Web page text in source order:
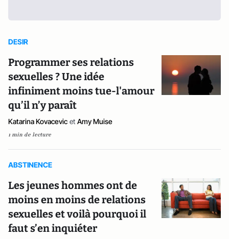
DESIR
Programmer ses relations
sexuelles ? Une idée
infiniment moins tue-l'amour
qu’il n’y paraît
Katarina Kovacevic et Amy Muise
1 min de lecture
ABSTINENCE
Les jeunes hommes ont de
moins en moins de relations
sexuelles et voilà pourquoi il
faut s’en inquiéter